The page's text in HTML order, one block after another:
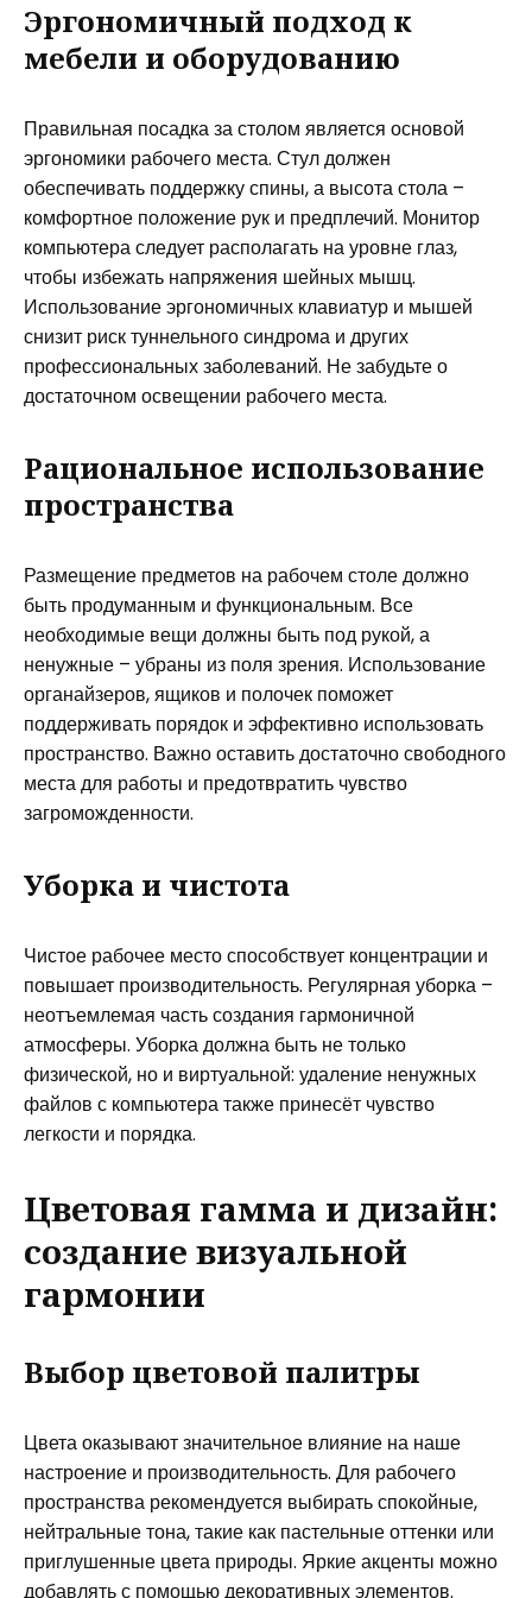
Эргономичный подход к
мебели и оборудованию
Правильная посадка за столом является основой
эргономики рабочего места. Стул должен
обеспечивать поддержку спины, а высота стола –
комфортное положение рук и предплечий. Монитор
компьютера следует располагать на уровне глаз,
чтобы избежать напряжения шейных мышц.
Использование эргономичных клавиатур и мышей
снизит риск туннельного синдрома и других
профессиональных заболеваний. Не забудьте о
достаточном освещении рабочего места.
Рациональное использование
пространства
Размещение предметов на рабочем столе должно
быть продуманным и функциональным. Все
необходимые вещи должны быть под рукой, а
ненужные – убраны из поля зрения. Использование
органайзеров, ящиков и полочек поможет
поддерживать порядок и эффективно использовать
пространство. Важно оставить достаточно свободного
места для работы и предотвратить чувство
загроможденности.
Уборка и чистота
Чистое рабочее место способствует концентрации и
повышает производительность. Регулярная уборка –
неотъемлемая часть создания гармоничной
атмосферы. Уборка должна быть не только
физической, но и виртуальной: удаление ненужных
файлов с компьютера также принесёт чувство
легкости и порядка.
Цветовая гамма и дизайн:
создание визуальной
гармонии
Выбор цветовой палитры
Цвета оказывают значительное влияние на наше
настроение и производительность. Для рабочего
пространства рекомендуется выбирать спокойные,
нейтральные тона, такие как пастельные оттенки или
приглушенные цвета природы. Яркие акценты можно
добавлять с помощью декоративных элементов.